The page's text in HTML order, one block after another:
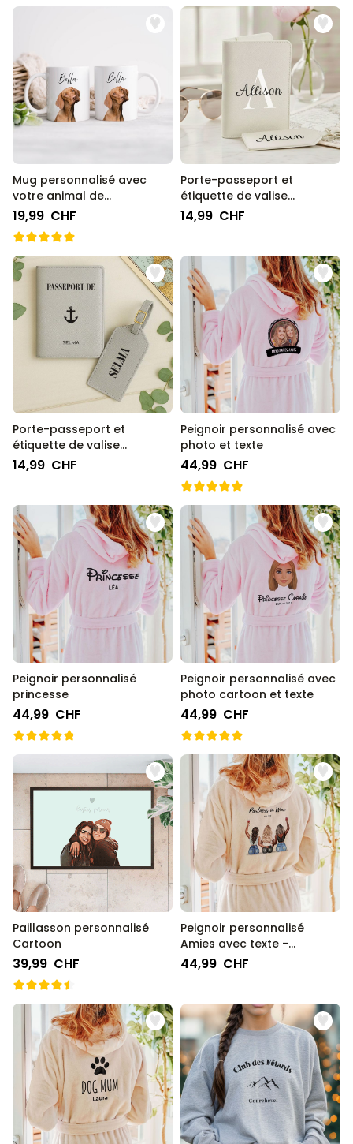
Mug personnalisé avec
votre animal de
compagnie
19,99 CHF
Porte-passeport et
étiquette de valise
personnalisés avec
14,99 CHF
Porte-passeport et
étiquette de valise
personnalisés avec
14,99 CHF
Peignoir personnalisé avec
photo et texte
44,99 CHF
Peignoir personnalisé
princesse
44,99 CHF
Peignoir personnalisé avec
photo cartoon et texte
44,99 CHF
Paillasson personnalisé
Cartoon
39,99 CHF
Peignoir personnalisé
Amies avec texte -
Illustration
44,99 CHF